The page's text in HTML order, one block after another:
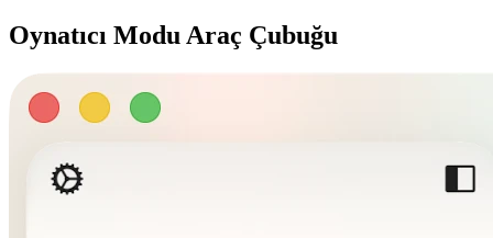
Oynatıcı Modu Araç Çubuğu